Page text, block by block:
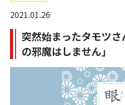
2021.01.26
突然始まったタモツ
の邪魔はしません」